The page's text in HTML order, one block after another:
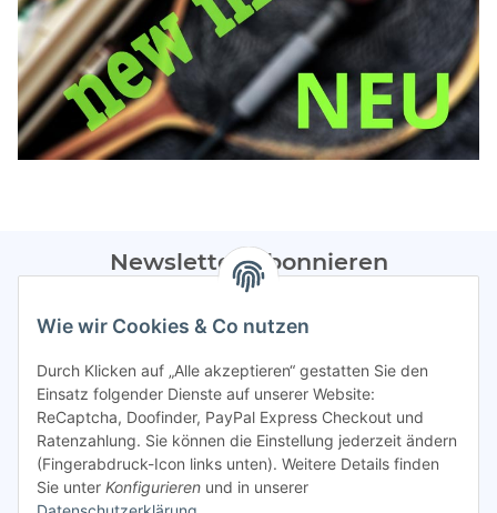
Newsletter Abonnieren
Bitte sendet mir entsprechend eurer
regelmäßig Infos zu euren Aktionen per E-Mail zu.
Abonnieren
Spamschutz aktiv
Gesetzliche Informationen
Wie wir Cookies & Co nutzen
Durch Klicken auf „Alle akzeptieren“ gestatten Sie den
Einsatz folgender Dienste auf unserer Website:
ReCaptcha, Doofinder, PayPal Express Checkout und
Ratenzahlung. Sie können die Einstellung jederzeit ändern
(Fingerabdruck-Icon links unten). Weitere Details finden
Sie unter Konfigurieren und in unserer